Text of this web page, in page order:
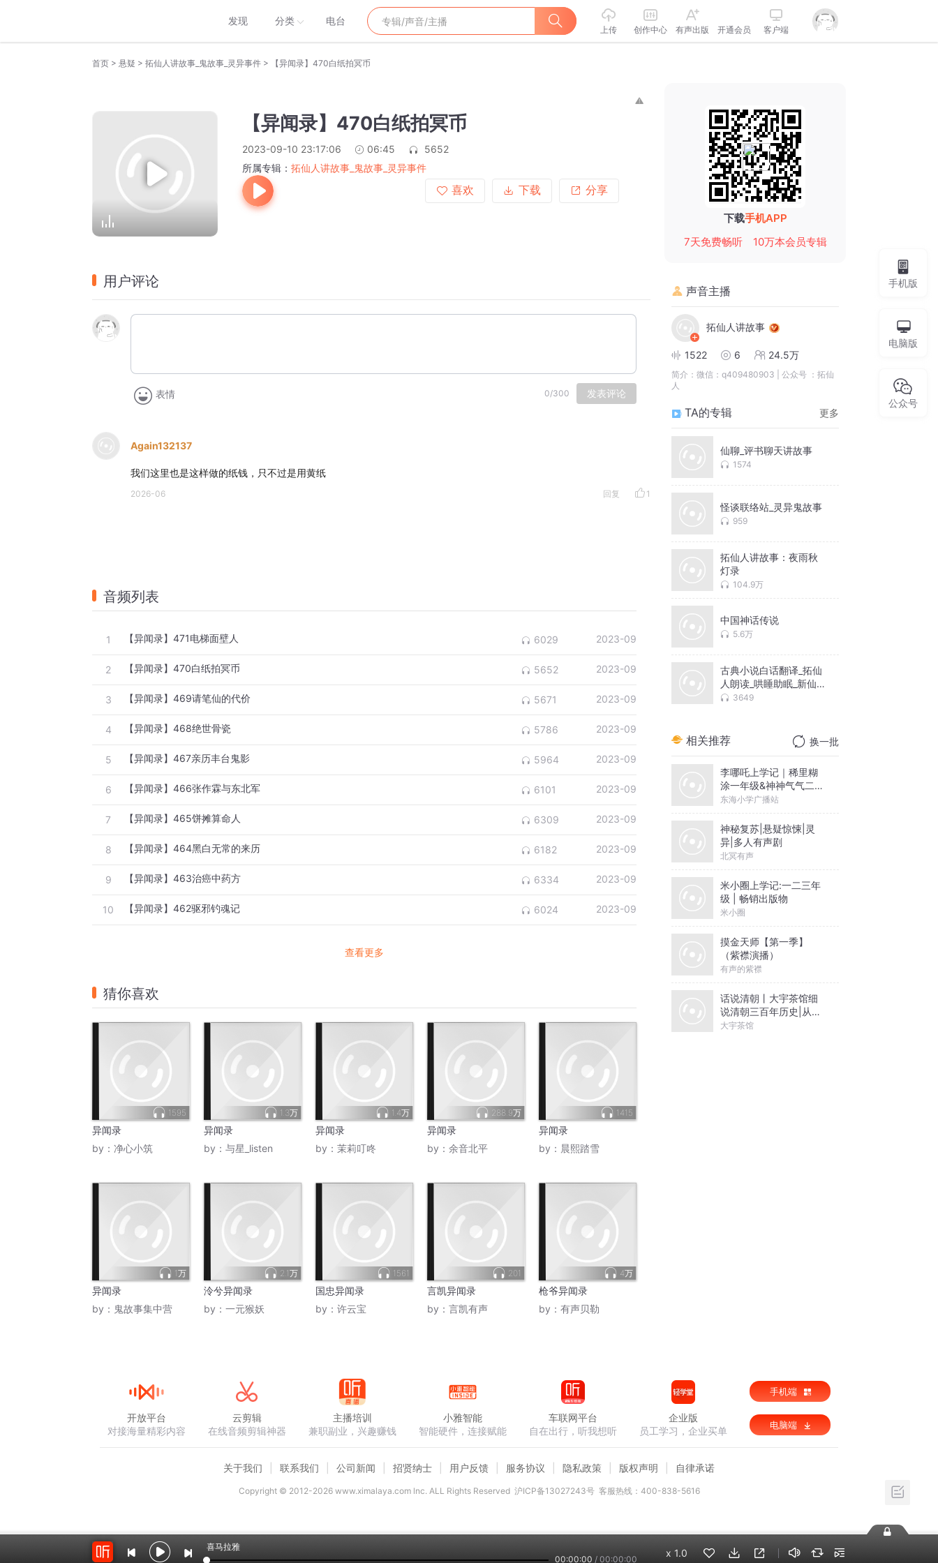
发现 分类 电台
上传 创作中心 有声出版 开通会员 客户端
首页 > 悬疑 > 拓仙人讲故事_鬼故事_灵异事件 > 【异闻录】470白纸拍冥币
【异闻录】470白纸拍冥币
2023-09-10 23:17:06 06:45
5652
所属专辑： 拓仙人讲故事_鬼故事_灵异事件
喜欢
下载 分享
用户评论
表情 0/300 发表评论
Again132137
我们这里也是这样做的纸钱，只不过是用黄纸
2026-06 回复 1
音频列表
1 【异闻录】471电梯面壁人 6029 2023-09
2 【异闻录】470白纸拍冥币 5652 2023-09
3 【异闻录】469请笔仙的代价 5671 2023-09
4 【异闻录】468绝世骨瓷 5786 2023-09
5 【异闻录】467亲历丰台鬼影 5964 2023-09
6 【异闻录】466张作霖与东北军 6101 2023-09
7 【异闻录】465饼摊算命人 6309 2023-09
8 【异闻录】464黑白无常的来历 6182 2023-09
9 【异闻录】463治癌中药方 6334 2023-09
10 【异闻录】462驱邪钓魂记 6024 2023-09
查看更多
猜你喜欢
1595
异闻录
by： 净心小筑
1.3万
异闻录
by： 与星_listen
1.4万
异闻录
by： 茉莉叮咚
288.9万
异闻录
by： 余音北平
1415
异闻录
by： 晨熙踏雪
1万
异闻录
by： 鬼故事集中营
2.1万
泠兮异闻录
by： 一元猴妖
1561
国忠异闻录
by： 许云宝
201
言凯异闻录
by： 言凯有声
4万
枪爷异闻录
by： 有声贝勒
下载手机APP
7天免费畅听
10万本会员专辑
声音主播
拓仙人讲故事
1522 6 24.5万
简介： 微信：q409480903 | 公众号 ：拓仙
人
TA的专辑 更多
仙聊_评书聊天讲故事
1574
怪谈联络站_灵异鬼故事
959
拓仙人讲故事：夜雨秋
灯录
104.9万
中国神话传说
5.6万
古典小说白话翻译_拓仙
人朗读_哄睡助眠_新仙
古籍3649
相关推荐 换一批
李哪吒上学记｜稀里糊
涂一年级&神神气气二年
级
东海小学广播站
神秘复苏|悬疑惊悚|灵
异|多人有声剧
北冥有声
米小圈上学记:一二三年
级 | 畅销出版物
米小圈
摸金天师【第一季】
（紫襟演播）
有声的紫襟
话说清朝丨大宇茶馆细
说清朝三百年历史|从努
尔哈赤到末代皇帝溥仪|
大宇茶馆
手机版
电脑版
公众号
喜马拉雅
00:00:00 / 00:00:00
x 1.0
开放平台
对接海量精彩内容
云剪辑
在线音频剪辑神器
主播培训
兼职副业，兴趣赚钱
小雅智能
智能硬件，连接赋能
车联网平台
自在出行，听我想听
企业版
员工学习，企业买单
手机端
电脑端
关于我们 联系我们 公司新闻 招贤纳士 用户反馈 服务协议 隐私政策 版权声明 自律承诺
Copyright © 2012-2026www.ximalaya.com lnc. ALL Rights Reserved 沪ICP备13027243号 客服热线：400-838-5616